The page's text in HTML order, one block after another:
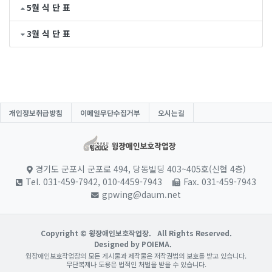
5월 식 단 표
3월 식 단 표
개인정보취급방침 이메일무단수집거부 오시는길
경기도 군포시 군포로 494, 당동빌딩 403~405호(신협 4층)
Tel. 031-459-7942, 010-4459-7943
Fax. 031-459-7943
gpwing@daum.net
Copyright © 윙장애인보호작업장.
All Rights Reserved.
Designed by POIEMA.
윙장애인보호작업장의 모든 게시물과 제작물은 저작권법의 보호를 받고 있습니다.
무단복제나 도용은 법적인 처벌을 받을 수 있습니다.